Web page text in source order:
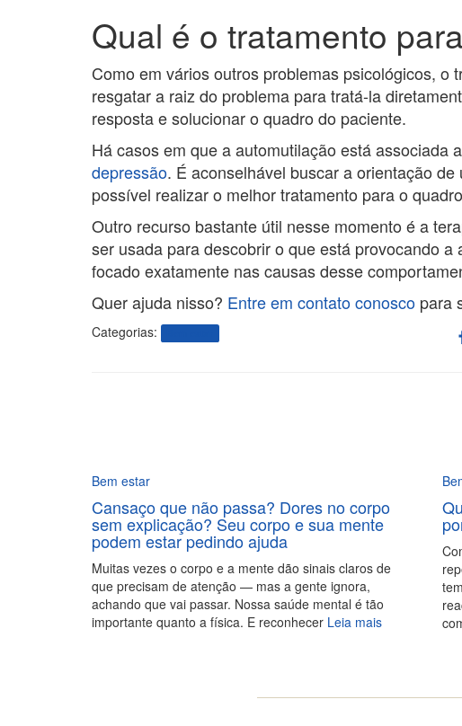
Qual é o tratamento
Como em vários outros problemas psicológicos, o
resgatar a raiz do problema para tratá-la
resposta e solucionar o quadro do paciente.
Há casos em que a automutilação está associada
depressão. É aconselhável buscar a orientação
possível realizar o melhor tratamento para o
Outro recurso bastante útil nesse momento é a
ser usada para descobrir o que está provocando
focado exatamente nas causas desse
Quer ajuda nisso? Entre em contato conosco para
Categorias:
Bem estar
Cansaço que não passa? Dores no corpo
sem explicação? Seu corpo e sua mente
podem estar pedindo ajuda
Muitas vezes o corpo e a mente dão sinais claros de
que precisam de atenção — mas a gente ignora,
achando que vai passar. Nossa saúde mental é tão
importante quanto a física. E reconhecer Leia mais